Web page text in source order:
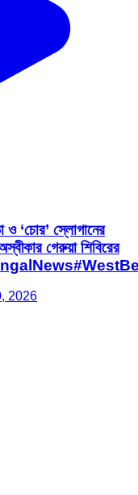
ও ‘চোর’ স্লোগানের
গেরুয়া শিবিরের
2026